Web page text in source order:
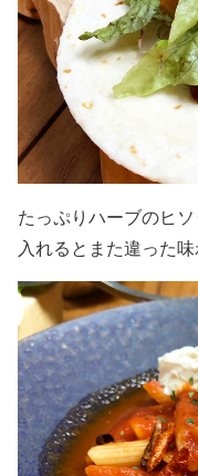
たっぷりハーブのヒ
入れるとまた違った味